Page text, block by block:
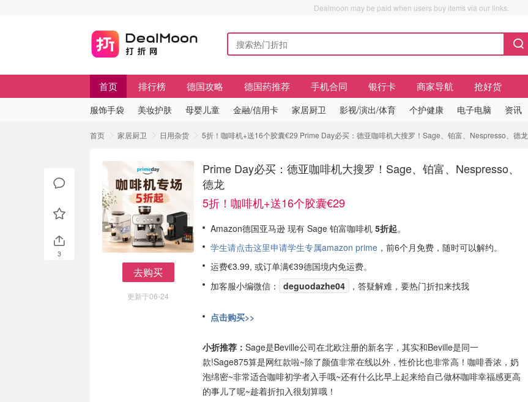
Dealmoon may be paid when users buy items via our links.
首页 排行榜 德国攻略 德国药推荐 手机合同 银行卡 商家导航 抢好货
服饰手袋 美妆护肤 母婴儿童 金融/信用卡 家居厨卫 影视/演出/体育 个护健康 电子电脑 资讯
首页 家居厨卫 日用杂货 5折！咖啡机+送16个胶囊€29 Prime Day必买：德亚咖啡机大搜罗！Sage、铂富、Nespresso、德龙
去购买
更新于06-24
Prime Day必买：德亚咖啡机大搜罗！Sage、铂富、Nespresso、
德龙
5折！咖啡机+送16个胶囊€29
Amazon德国亚马逊 现有 Sage 铂富咖啡机 5折起。
学生请点击这里申请学生专属amazon prime ，前6个月免费，随时可以解约。
运费€3.99, 或订单满€39德国境内免运费。
加客服小编微信：
deguodazhe04 ，答疑解难，要热门折扣来找我
点击购买>>
小折推荐： Sage是Beville公司在北欧注册的新名字，其实和Beville是同一
款!Sage875算是网红款啦~除了颜值非常在线以外，性价比也非常高！咖啡香浓，奶
泡绵密~非常适合咖啡初学者入手哦~还有什么比早上起来给自己做杯咖啡幸福感更高
的事儿了呢~趁着折扣入很划算哦！
3